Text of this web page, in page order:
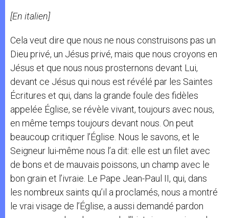
[En italien]
Cela veut dire que nous ne nous construisons pas un
Dieu privé, un Jésus privé, mais que nous croyons en
Jésus et que nous nous prosternons devant Lui,
devant ce Jésus qui nous est révélé par les Saintes
Écritures et qui, dans la grande foule des fidèles
appelée Église, se révèle vivant, toujours avec nous,
en même temps toujours devant nous. On peut
beaucoup critiquer l’Église. Nous le savons, et le
Seigneur lui-même nous l’a dit: elle est un filet avec
de bons et de mauvais poissons, un champ avec le
bon grain et l’ivraie. Le Pape Jean-Paul II, qui, dans
les nombreux saints qu’il a proclamés, nous a montré
le vrai visage de l’Église, a aussi demandé pardon